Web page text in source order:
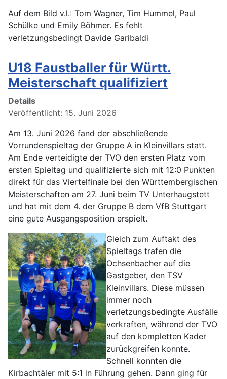
Auf dem Bild v.l.: Tom Wagner, Tim Hummel, Paul
Schülke und Emily Böhmer. Es fehlt
verletzungsbedingt Davide Garibaldi
U18 Faustballer für Württ.
Meisterschaft qualifiziert
Details
Veröffentlicht: 15. Juni 2026
Am 13. Juni 2026 fand der abschließende
Vorrundenspieltag der Gruppe A in Kleinvillars statt.
Am Ende verteidigte der TVO den ersten Platz vom
ersten Spieltag und qualifizierte sich mit 12:0 Punkten
direkt für das Viertelfinale bei den Württembergischen
Meisterschaften am 27. Juni beim TV Unterhaugstett
und hat mit dem 4. der Gruppe B dem VfB Stuttgart
eine gute Ausgangsposition erspielt.
Gleich zum Auftakt des
Spieltags trafen die
Ochsenbacher auf die
Gastgeber, den TSV
Kleinvillars. Diese müssen
immer noch
verletzungsbedingte Ausfälle
verkraften, während der TVO
auf den kompletten Kader
zurückgreifen konnte.
Schnell konnten die
Kirbachtäler mit 5:1 in Führung gehen. Dann ging für